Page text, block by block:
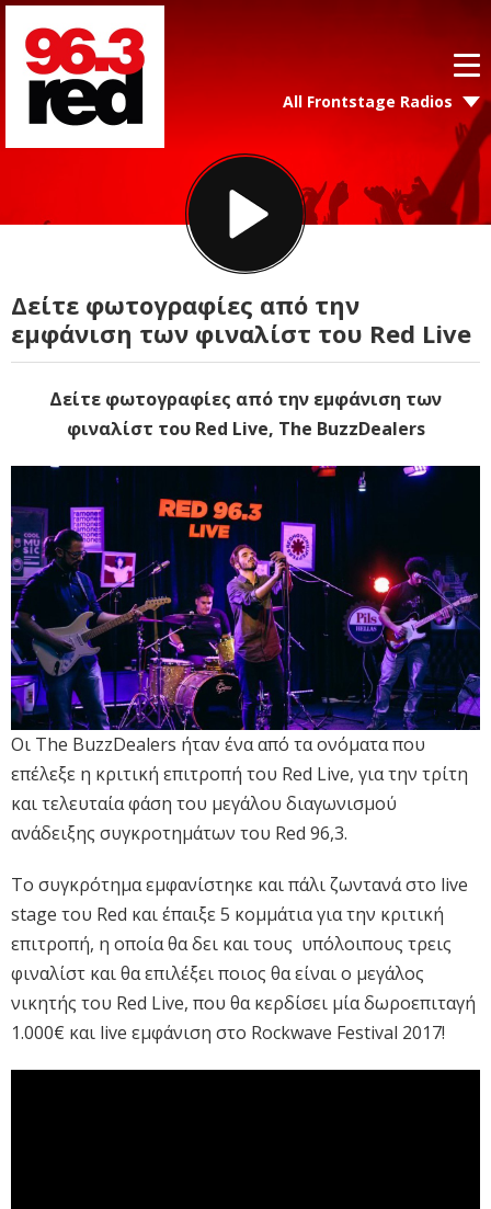
All Frontstage Radios
Δείτε φωτογραφίες από την
εμφάνιση των φιναλίστ του Red Live
Δείτε φωτογραφίες από την εμφάνιση των
φιναλίστ του Red Live, The BuzzDealers
Οι The BuzzDealers ήταν ένα από τα ονόματα που
επέλεξε η κριτική επιτροπή του Red Live, για την τρίτη
και τελευταία φάση του μεγάλου διαγωνισμού
ανάδειξης συγκροτημάτων του Red 96,3.
Το συγκρότημα εμφανίστηκε και πάλι ζωντανά στο live
stage του Red και έπαιξε 5 κομμάτια για την κριτική
επιτροπή, η οποία θα δει και τους υπόλοιπους τρεις
φιναλίστ και θα επιλέξει ποιος θα είναι ο μεγάλος
νικητής του Red Live, που θα κερδίσει μία δωροεπιταγή
1.000€ και live εμφάνιση στο Rockwave Festival 2017!